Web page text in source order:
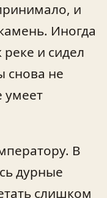
и
Иногда
и сидел
снова не
умеет
В
дурные
слишком